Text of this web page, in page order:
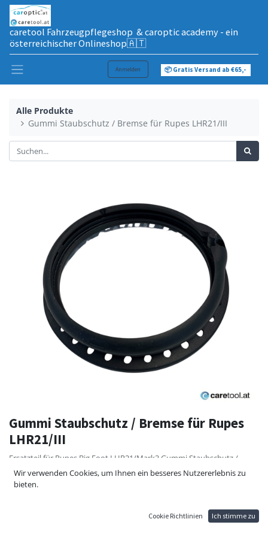
caretool Fahrzeugpflegeshop & caroptic academy - ein
österreichischer Onlineshop🇦🇹
Anmelden 📦 Gratis Versand ab €65,-
Alle Produkte
Gummi Staubschutz / Bremse für Rupes LHR21/III
Gummi Staubschutz / Bremse für Rupes
LHR21/III
Ersatzteil für Rupes Big Foot LHR21/Mark3 Gummi Staubschutz /
Bremse
Dient zur Abbremsung vom Stützteller nach dem abschalten und als
Wir verwenden Cookies, um Ihnen ein besseres Nutzererlebnis zu
bieten.
Cookie Richtlinien Ich stimme zu